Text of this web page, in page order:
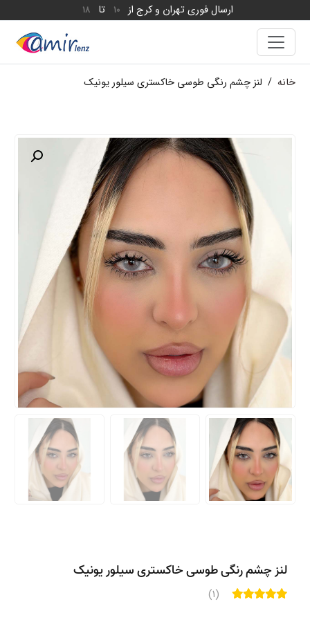
ارسال فوری تهران و کرج از 10 تا 18
خانه / لنز چشم رنگی طوسی خاکستری سیلور یونیک
لنز چشم رنگی طوسی خاکستری سیلور یونیک
(1)